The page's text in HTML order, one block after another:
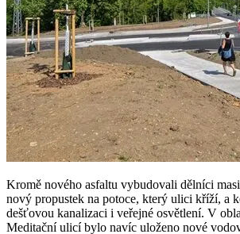
Kromě nového asfaltu vybudovali dělníci
nový propustek na potoce, který ulici kříží, a
dešťovou kanalizaci i veřejné osvětlení. V
Meditační ulicí bylo navíc uloženo nové